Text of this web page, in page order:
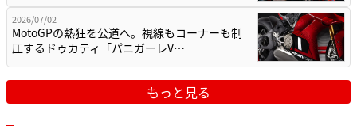
2026/07/02
MotoGPの熱狂を公道へ。視線もコーナーも制
圧するドゥカティ「パニガーレV…
もっと見る